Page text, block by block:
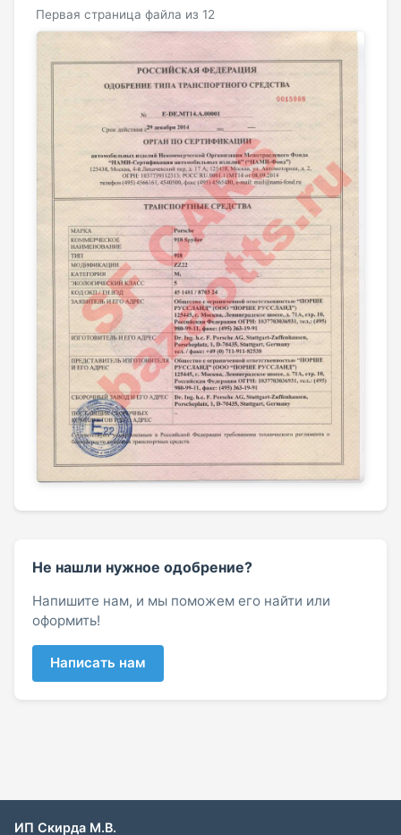
Первая страница файла из 12
Не нашли нужное одобрение?
Напишите нам, и мы поможем его найти или
оформить!
Написать нам
ИП Скирда М.В.